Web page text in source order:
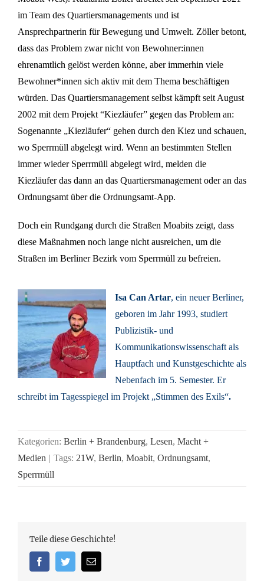
im Team des Quartiersmanagements und ist
Ansprechpartnerin für Bewegung und Umwelt. Zöller betont,
dass das Problem zwar nicht von Bewohner:innen
ehrenamtlich gelöst werden könne, aber immerhin viele
Bewohner*innen sich aktiv mit dem Thema beschäftigen
würden. Das Quartiersmanagement selbst kämpft seit August
2002 mit dem Projekt “Kiezläufer” gegen das Problem an:
Sogenannte „Kiezläufer“ gehen durch den Kiez und schauen,
wo Sperrmüll abgelegt wird. Wenn an bestimmten Stellen
immer wieder Sperrmüll abgelegt wird, melden die
Kiezläufer das dann an das Quartiersmanagement oder an das
Ordnungsamt über die Ordnungsamt-App.
Doch ein Rundgang durch die Straßen Moabits zeigt, dass
diese Maßnahmen noch lange nicht ausreichen, um die
Straßen im Berliner Bezirk vom Sperrmüll zu befreien.
Isa Can Artar, ein neuer Berliner,
geboren im Jahr 1993, studiert
Publizistik- und
Kommunikationswissenschaft als
Hauptfach und Kunstgeschichte als
Nebenfach im 5. Semester. Er
schreibt im Tagesspiegel im Projekt „Stimmen des Exils“.
Kategorien: Berlin + Brandenburg, Lesen, Macht +
Medien
Tags: 21W, Berlin, Moabit, Ordnungsamt,
Sperrmüll
Teile diese Geschichte!
FacebookTwitterEmail